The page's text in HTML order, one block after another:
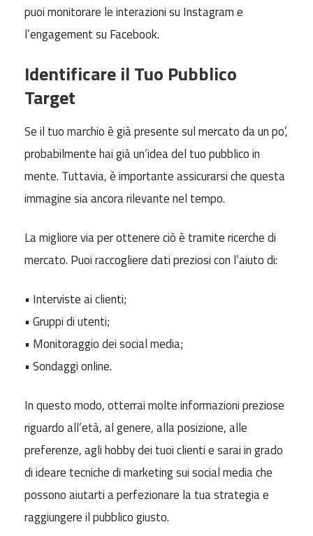
puoi monitorare le interazioni su Instagram e
l’engagement su Facebook.
Identificare il Tuo Pubblico
Target
Se il tuo marchio è già presente sul mercato da un po’,
probabilmente hai già un’idea del tuo pubblico in
mente. Tuttavia, è importante assicurarsi che questa
immagine sia ancora rilevante nel tempo.
La migliore via per ottenere ciò è tramite ricerche di
mercato. Puoi raccogliere dati preziosi con l’aiuto di:
• Interviste ai clienti;
• Gruppi di utenti;
• Monitoraggio dei social media;
• Sondaggi online.
In questo modo, otterrai molte informazioni preziose
riguardo all’età, al genere, alla posizione, alle
preferenze, agli hobby dei tuoi clienti e sarai in grado
di ideare tecniche di marketing sui social media che
possono aiutarti a perfezionare la tua strategia e
raggiungere il pubblico giusto.